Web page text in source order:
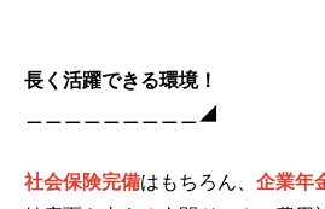
長く活躍できる環境！
＿＿＿＿＿＿＿＿＿◢
社会保険完備はもちろん、 企業年